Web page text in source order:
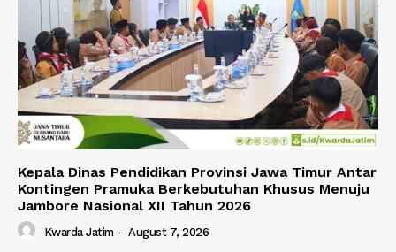
Kepala Dinas Pendidikan Provinsi Jawa Timur Antar
Kontingen Pramuka Berkebutuhan Khusus Menuju
Jambore Nasional XII Tahun 2026
Kwarda Jatim - August 7, 2026